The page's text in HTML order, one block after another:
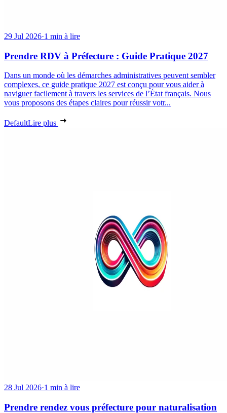
29 Jul 2026·1 min à lire
Prendre RDV à Préfecture : Guide Pratique 2027
Dans un monde où les démarches administratives peuvent sembler
complexes, ce guide pratique 2027 est conçu pour vous aider à
naviguer facilement à travers les services de l’État français. Nous
vous proposons des étapes claires pour réussir votr...
DefaultLire plus
28 Jul 2026·1 min à lire
Prendre rendez vous préfecture pour naturalisation